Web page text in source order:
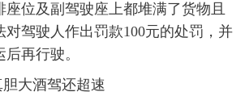
位及副驾驶座上都堆满了货物且
对驾驶人作出罚款100元的处罚，并
再行驶。
大酒驾还超速